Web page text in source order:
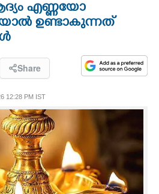
എണ്ണയോ
ഉണ്ടാകുന്നത്
Share
12:28 PM IST